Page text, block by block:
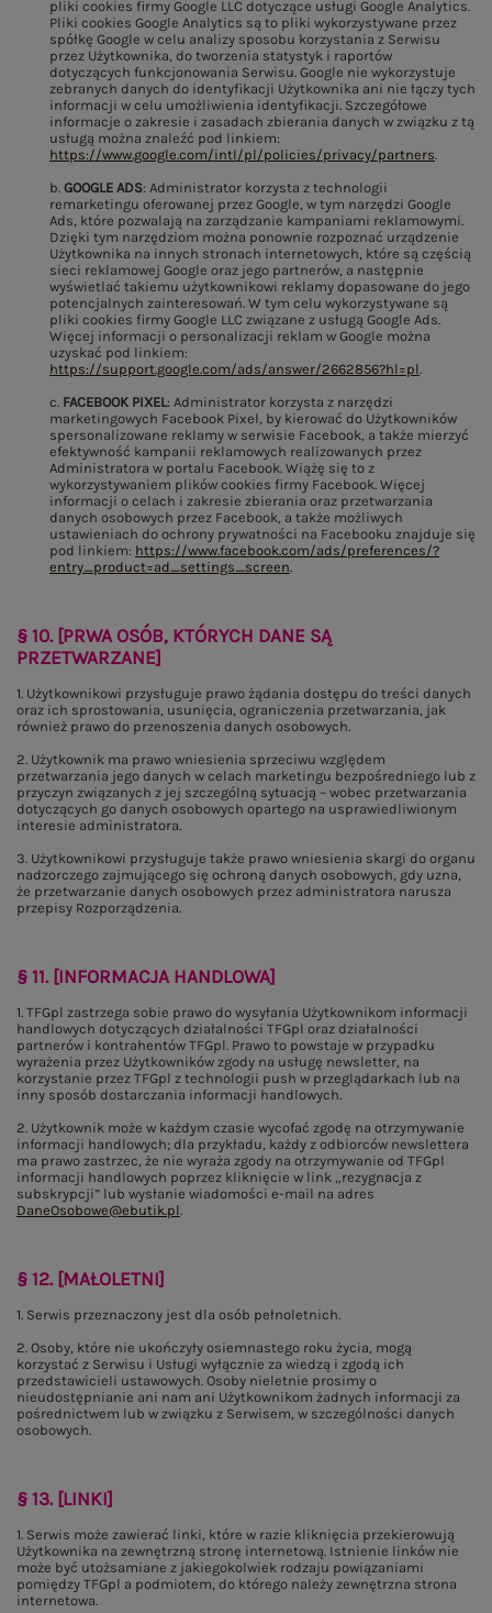
pliki cookies firmy Google LLC dotyczące usługi Google Analytics.
Pliki cookies Google Analytics są to pliki wykorzystywane przez
spółkę Google w celu analizy sposobu korzystania z Serwisu
przez Użytkownika, do tworzenia statystyk i raportów
dotyczących funkcjonowania Serwisu. Google nie wykorzystuje
zebranych danych do identyfikacji Użytkownika ani nie łączy tych
informacji w celu umożliwienia identyfikacji. Szczegółowe
informacje o zakresie i zasadach zbierania danych w związku z tą
usługą można znaleźć pod linkiem:
https://www.google.com/intl/pl/policies/privacy/partners.
b. GOOGLE ADS: Administrator korzysta z technologii
remarketingu oferowanej przez Google, w tym narzędzi Google
Ads, które pozwalają na zarządzanie kampaniami reklamowymi.
Dzięki tym narzędziom można ponownie rozpoznać urządzenie
Użytkownika na innych stronach internetowych, które są częścią
sieci reklamowej Google oraz jego partnerów, a następnie
wyświetlać takiemu użytkownikowi reklamy dopasowane do jego
potencjalnych zainteresowań. W tym celu wykorzystywane są
pliki cookies firmy Google LLC związane z usługą Google Ads.
Więcej informacji o personalizacji reklam w Google można
uzyskać pod linkiem:
https://support.google.com/ads/answer/2662856?hl=pl.
c. FACEBOOK PIXEL: Administrator korzysta z narzędzi
marketingowych Facebook Pixel, by kierować do Użytkowników
spersonalizowane reklamy w serwisie Facebook, a także mierzyć
efektywność kampanii reklamowych realizowanych przez
Administratora w portalu Facebook. Wiążę się to z
wykorzystywaniem plików cookies firmy Facebook. Więcej
informacji o celach i zakresie zbierania oraz przetwarzania
danych osobowych przez Facebook, a także możliwych
ustawieniach do ochrony prywatności na Facebooku znajduje się
pod linkiem: https://www.facebook.com/ads/preferences/?
entry_product=ad_settings_screen.
§ 10. [PRWA OSÓB, KTÓRYCH DANE SĄ
PRZETWARZANE]
1. Użytkownikowi przysługuje prawo żądania dostępu do treści danych
oraz ich sprostowania, usunięcia, ograniczenia przetwarzania, jak
również prawo do przenoszenia danych osobowych.
2. Użytkownik ma prawo wniesienia sprzeciwu względem
przetwarzania jego danych w celach marketingu bezpośredniego lub z
przyczyn związanych z jej szczególną sytuacją – wobec przetwarzania
dotyczących go danych osobowych opartego na usprawiedliwionym
interesie administratora.
3. Użytkownikowi przysługuje także prawo wniesienia skargi do organu
nadzorczego zajmującego się ochroną danych osobowych, gdy uzna,
że przetwarzanie danych osobowych przez administratora narusza
przepisy Rozporządzenia.
§ 11. [INFORMACJA HANDLOWA]
1. TFGpl zastrzega sobie prawo do wysyłania Użytkownikom informacji
handlowych dotyczących działalności TFGpl oraz działalności
partnerów i kontrahentów TFGpl. Prawo to powstaje w przypadku
wyrażenia przez Użytkowników zgody na usługę newsletter, na
korzystanie przez TFGpl z technologii push w przeglądarkach lub na
inny sposób dostarczania informacji handlowych.
2. Użytkownik może w każdym czasie wycofać zgodę na otrzymywanie
informacji handlowych; dla przykładu, każdy z odbiorców newslettera
ma prawo zastrzec, że nie wyraża zgody na otrzymywanie od TFGpl
informacji handlowych poprzez kliknięcie w link „rezygnacja z
subskrypcji” lub wysłanie wiadomości e-mail na adres
DaneOsobowe@ebutik.pl.
§ 12. [MAŁOLETNI]
1. Serwis przeznaczony jest dla osób pełnoletnich.
2. Osoby, które nie ukończyły osiemnastego roku życia, mogą
korzystać z Serwisu i Usługi wyłącznie za wiedzą i zgodą ich
przedstawicieli ustawowych. Osoby nieletnie prosimy o
nieudostępnianie ani nam ani Użytkownikom żadnych informacji za
pośrednictwem lub w związku z Serwisem, w szczególności danych
osobowych.
§ 13. [LINKI]
1. Serwis może zawierać linki, które w razie kliknięcia przekierowują
Użytkownika na zewnętrzną stronę internetową. Istnienie linków nie
może być utożsamiane z jakiegokolwiek rodzaju powiązaniami
pomiędzy TFGpl a podmiotem, do którego należy zewnętrzna strona
internetowa.